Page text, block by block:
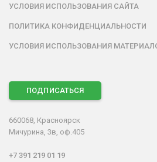
УСЛОВИЯ ИСПОЛЬЗОВАНИЯ САЙТА
ПОЛИТИКА КОНФИДЕНЦИАЛЬНОСТИ
УСЛОВИЯ ИСПОЛЬЗОВАНИЯ
ПОДПИСАТЬСЯ
660068, Красноярск
Мичурина, 3в, оф.405
+7 391 219 01 19